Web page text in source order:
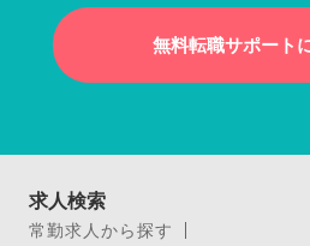
無料転職サポート
求人検索
常勤求人から探す